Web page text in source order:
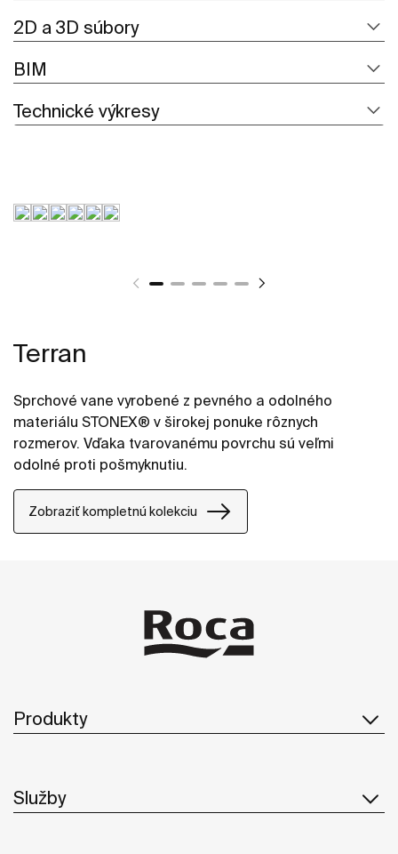
2D a 3D súbory
BIM
Technické výkresy
Terran
Sprchové vane vyrobené z pevného a odolného
materiálu STONEX® v širokej ponuke rôznych
rozmerov. Vďaka tvarovanému povrchu sú veľmi
odolné proti pošmyknutiu.
Zobraziť kompletnú kolekciu
Produkty
Služby